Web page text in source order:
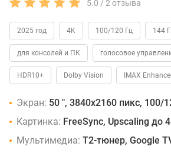
5.0 /2 отзыва
2025 год 4K 100/120 Гц 144
для консолей и ПК голосовое
HDR10+ Dolby Vision IMAX
Экран: 50 ", 3840x2160 пикс, 100/
Картинка: FreeSync, Upscaling до
Мультимедиа: T2-тюнер, Google